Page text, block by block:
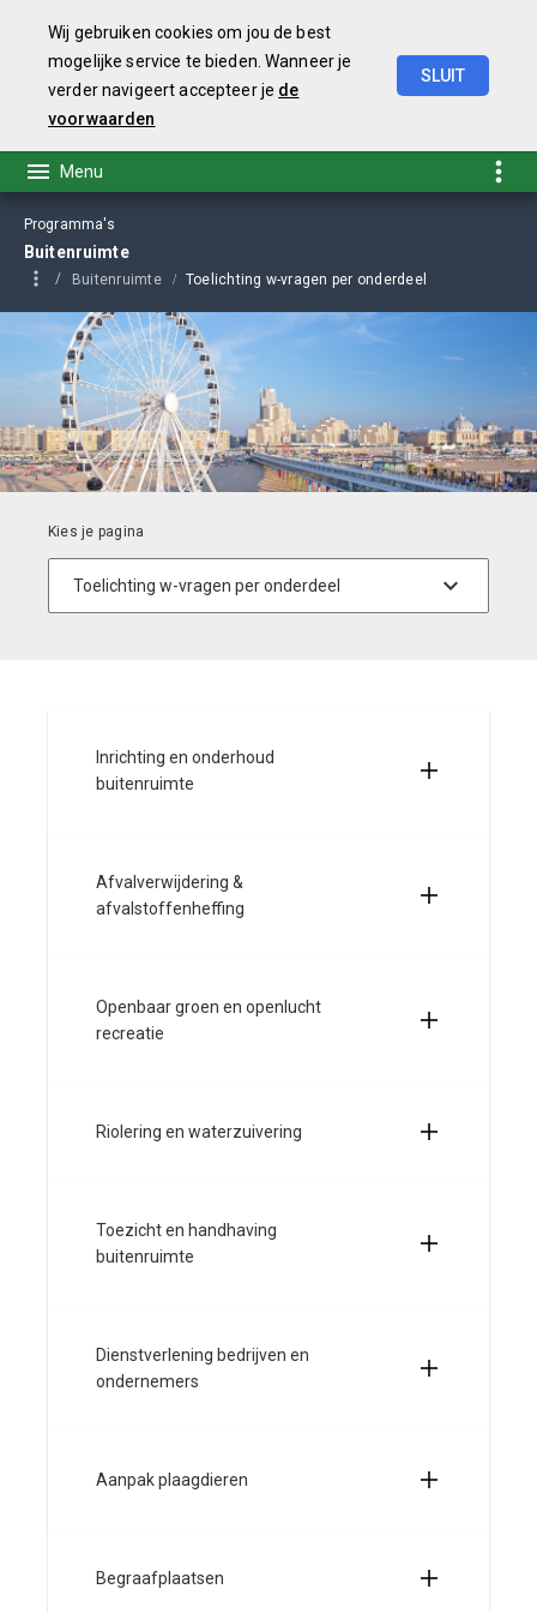
Wij gebruiken cookies om jou de best
mogelijke service te bieden. Wanneer je
verder navigeert accepteer je de
voorwaarden
SLUIT
Programma's
Buitenruimte
Buitenruimte Toelichting w-vragen per onderdeel
Inrichting en onderhoud
buitenruimte
Afvalverwijdering &
afvalstoffenheffing
Openbaar groen en openlucht
recreatie
Riolering en waterzuivering
Toezicht en handhaving
buitenruimte
Dienstverlening bedrijven en
ondernemers
Aanpak plaagdieren
Begraafplaatsen